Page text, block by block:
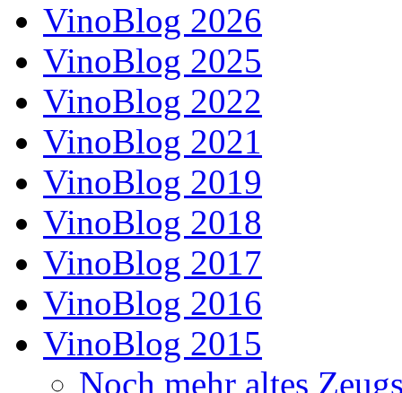
VinoBlog 2026
VinoBlog 2025
VinoBlog 2022
VinoBlog 2021
VinoBlog 2019
VinoBlog 2018
VinoBlog 2017
VinoBlog 2016
VinoBlog 2015
Noch mehr altes